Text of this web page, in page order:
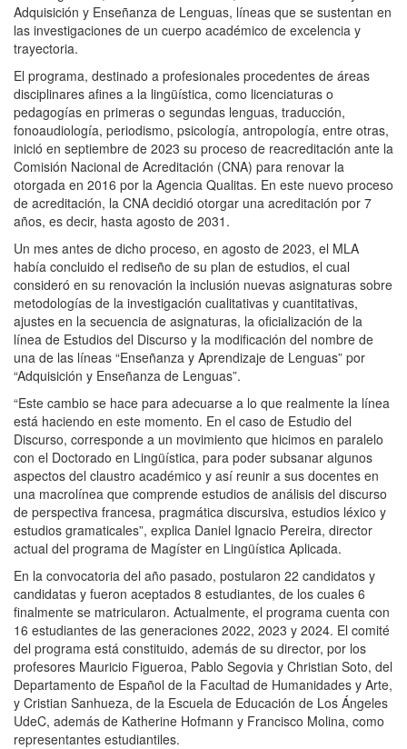
Adquisición y Enseñanza de Lenguas, líneas que se sustentan en
las investigaciones de un cuerpo académico de excelencia y
trayectoria.
El programa, destinado a profesionales procedentes de áreas
disciplinares afines a la lingüística, como licenciaturas o
pedagogías en primeras o segundas lenguas, traducción,
fonoaudiología, periodismo, psicología, antropología, entre otras,
inició en septiembre de 2023 su proceso de reacreditación ante la
Comisión Nacional de Acreditación (CNA) para renovar la
otorgada en 2016 por la Agencia Qualitas. En este nuevo proceso
de acreditación, la CNA decidió otorgar una acreditación por 7
años, es decir, hasta agosto de 2031.
Un mes antes de dicho proceso, en agosto de 2023, el MLA
había concluido el rediseño de su plan de estudios, el cual
consideró en su renovación la inclusión nuevas asignaturas sobre
metodologías de la investigación cualitativas y cuantitativas,
ajustes en la secuencia de asignaturas, la oficialización de la
línea de Estudios del Discurso y la modificación del nombre de
una de las líneas “Enseñanza y Aprendizaje de Lenguas” por
“Adquisición y Enseñanza de Lenguas”.
“Este cambio se hace para adecuarse a lo que realmente la línea
está haciendo en este momento. En el caso de Estudio del
Discurso, corresponde a un movimiento que hicimos en paralelo
con el Doctorado en Lingüística, para poder subsanar algunos
aspectos del claustro académico y así reunir a sus docentes en
una macrolínea que comprende estudios de análisis del discurso
de perspectiva francesa, pragmática discursiva, estudios léxico y
estudios gramaticales”, explica Daniel Ignacio Pereira, director
actual del programa de Magíster en Lingüística Aplicada.
En la convocatoria del año pasado, postularon 22 candidatos y
candidatas y fueron aceptados 8 estudiantes, de los cuales 6
finalmente se matricularon. Actualmente, el programa cuenta con
16 estudiantes de las generaciones 2022, 2023 y 2024. El comité
del programa está constituido, además de su director, por los
profesores Mauricio Figueroa, Pablo Segovia y Christian Soto, del
Departamento de Español de la Facultad de Humanidades y Arte,
y Cristian Sanhueza, de la Escuela de Educación de Los Ángeles
UdeC, además de Katherine Hofmann y Francisco Molina, como
representantes estudiantiles.